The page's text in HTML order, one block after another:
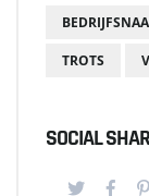
TROTS
SOCIAL